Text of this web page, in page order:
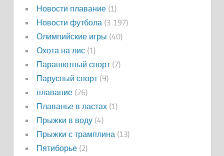
Новости плавание(1)
Новости футбола (3 197)
Олимпийские игры (40)
Охота на лис(1)
Парашютный спорт(7)
Парусный спорт(9)
плавание(26)
Плаванье в ластах(1)
Прыжки в воду(4)
Прыжки с трамплина (13)
Пятиборье(2)